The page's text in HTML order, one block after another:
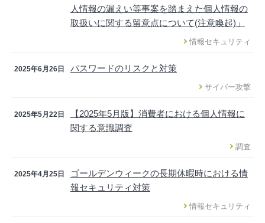
人情報の漏えい等事案を踏まえた個人情報の
取扱いに関する留意点について(注意喚起)」
情報セキュリティ
2025年6月26日 パスワードのリスクと対策
サイバー攻撃
2025年5月22日
【2025年5月版】消費者における個人情報に
関する意識調査
調査
2025年4月25日
ゴールデンウィークの長期休暇時における情
報セキュリティ対策
情報セキュリティ